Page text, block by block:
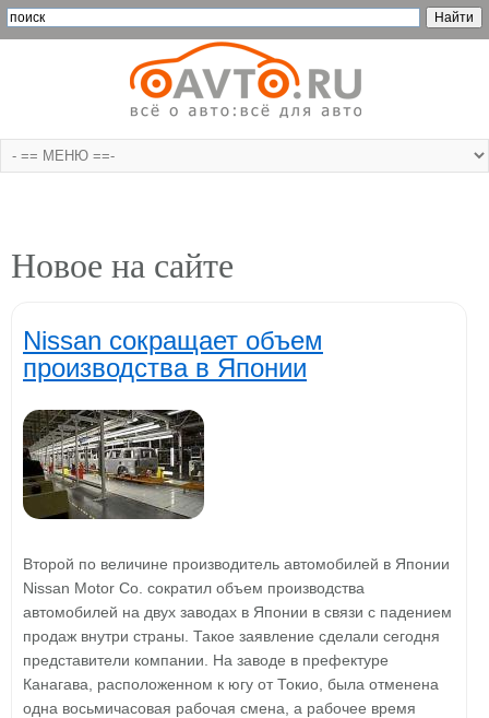
Новое на сайте
Nissan сокращает объем
производства в Японии
Второй по величине производитель автомобилей в Японии
Nissan Motor Co. сократил объем производства
автомобилей на двух заводах в Японии в связи с падением
продаж внутри страны. Такое заявление сделали сегодня
представители компании. На заводе в префектуре
Канагава, расположенном к югу от Токио, была отменена
одна восьмичасовая рабочая смена, а рабочее время